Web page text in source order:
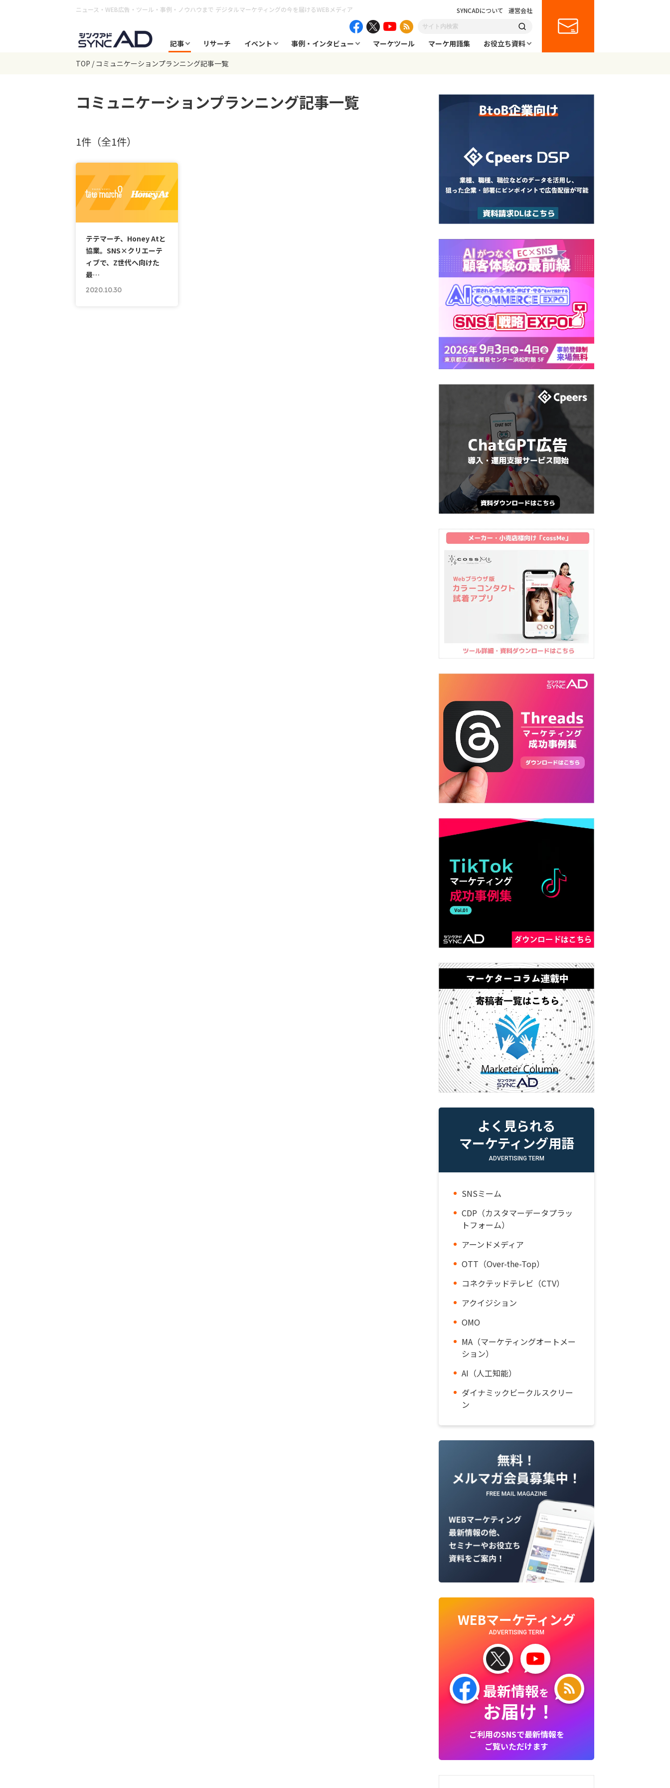
ニュース・WEB広告・ツール・事例・ノウハウまで デジタルマーケティングの今を届けるWEBメディア SYNCADについて 運営会社
記事 リサーチ イベント 事例・インタビュー マーケツール マーケ用語集
お役立ち資料
TOP
コミュニケーションプランニング記事一覧
コミュニケーションプランニング記事一覧
1件（全1件）
テテマーチ、Honey Atと
協業。SNS×クリエーテ
ィブで、Z世代へ向けた
最…
2020.10.30
よく見られる
マーケティング用語
ADVERTISING TERM
SNSミーム
CDP（カスタマーデータプラッ
トフォーム）
アーンドメディア
OTT（Over-the-Top）
コネクテッドテレビ（CTV）
アクイジション
OMO
MA（マーケティングオートメー
ション）
AI（人工知能）
ダイナミックビークルスクリー
ン
WEBマーケティング
ADVERTISING TERM
最新情報を
お届け！
ご利用のSNSで最新情報を
ご覧いただけます